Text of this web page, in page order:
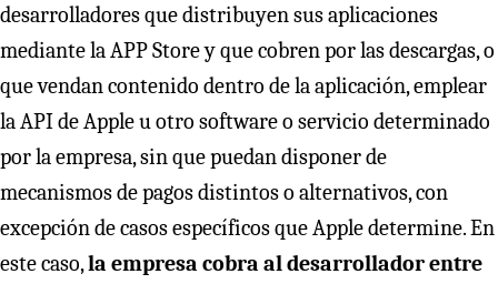
desarrolladores que distribuyen sus aplicaciones
mediante la APP Store y que cobren por las descargas, o
que vendan contenido dentro de la aplicación, emplear
la API de Apple u otro software o servicio determinado
por la empresa, sin que puedan disponer de
mecanismos de pagos distintos o alternativos, con
excepción de casos específicos que Apple determine. En
este caso,la empresa cobra al desarrollador entre